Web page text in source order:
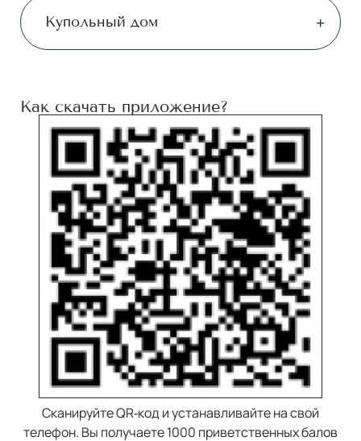
Купольный дом
Как скачать приложение?
Сканируйте QR‐код и устанавливайте на свой
телефон. Вы получаете 1000 приветственных балов